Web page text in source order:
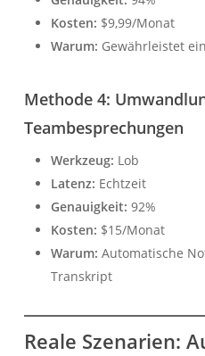
Kosten: $9,99/Monat
Warum: Gewährleistet
Methode 4:
Teambesprechungen
Werkzeug: Lob
Latenz: Echtzeit
Genauigkeit: 92%
Kosten: $15/Monat
Warum: Automatische
Transkript
Reale Szenarien: